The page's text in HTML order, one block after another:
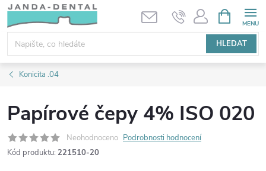
Přejít
obsah
HLEDAT
NÁKUPNÍ
KOŠÍK
Konicita .04
Papírové čepy 4% ISO 020
Neohodnoceno Podrobnosti hodnocení
Kód produktu: 221510-20